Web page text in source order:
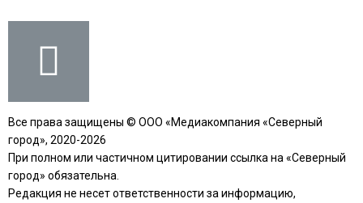
Все права защищены © ООО «Медиакомпания «Северный
город», 2020-2026
При полном или частичном цитировании ссылка на «Северный
город» обязательна.
Редакция не несет ответственности за информацию,